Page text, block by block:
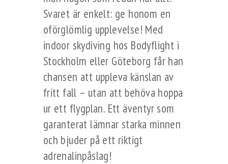
Svaret är enkelt: ge honom en
oförglömlig upplevelse! Med
indoor skydiving hos Bodyflight i
Stockholm eller Göteborg får han
chansen att uppleva känslan av
fritt fall – utan att behöva hoppa
ur ett flygplan. Ett äventyr som
garanterat lämnar starka minnen
och bjuder på ett riktigt
adrenalinpåslag!